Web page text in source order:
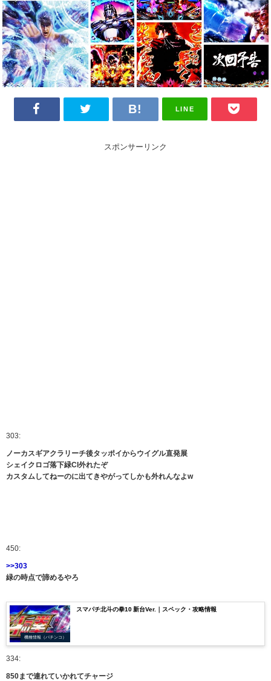
LINE
スポンサーリンク
303:
ノーカスギアクラリーチ後タッポイからウイグル直発展
シェイクロゴ落下緑CI外れたぞ
カスタムしてねーのに出てきやがってしかも外れんなよw
450:
>>303
緑の時点で諦めるやろ
機種情報（パチンコ）
スマパチ北斗の拳10 新台Ver.｜スペック・攻略情報
334:
850まで連れていかれてチャージ